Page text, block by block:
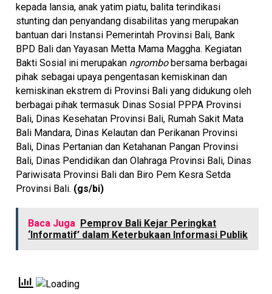
kepada lansia, anak yatim piatu, balita terindikasi
stunting dan penyandang disabilitas yang merupakan
bantuan dari Instansi Pemerintah Provinsi Bali, Bank
BPD Bali dan Yayasan Metta Mama Maggha. Kegiatan
Bakti Sosial ini merupakan ngrombobersama berbagai
pihak sebagai upaya pengentasan kemiskinan dan
kemiskinan ekstrem di Provinsi Bali yang didukung oleh
berbagai pihak termasuk Dinas Sosial PPPA Provinsi
Bali, Dinas Kesehatan Provinsi Bali, Rumah Sakit Mata
Bali Mandara, Dinas Kelautan dan Perikanan Provinsi
Bali, Dinas Pertanian dan Ketahanan Pangan Provinsi
Bali, Dinas Pendidikan dan Olahraga Provinsi Bali, Dinas
Pariwisata Provinsi Bali dan Biro Pem Kesra Setda
Provinsi Bali. (gs/bi)
Baca Juga Pemprov Bali Kejar Peringkat
‘Informatif’ dalam Keterbukaan Informasi Publik